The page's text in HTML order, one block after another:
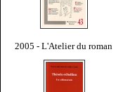
2005 - L'Atelier du roman